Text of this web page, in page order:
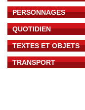
PERSONNAGES
QUOTIDIEN
TEXTES ET OBJETS
TRANSPORT